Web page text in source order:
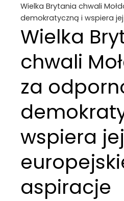
Wielka Brytania chwali
demokratyczną i wspiera
Wielka
chwali
za
wspiera jej
aspiracje